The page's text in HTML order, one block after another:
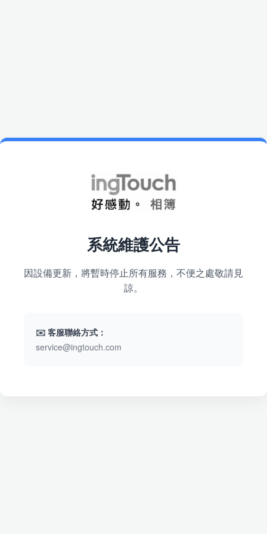
系統維護公告
因設備更新，將暫時停止所有服務，不便之處敬請見
諒。
✉️ 客服聯絡方式：
service@ingtouch.com